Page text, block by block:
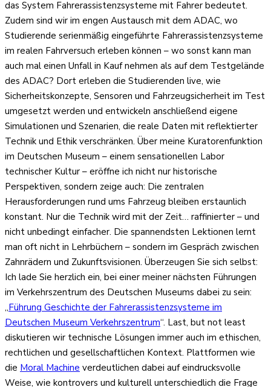
das System Fahrerassistenzsysteme mit Fahrer bedeutet.
Zudem sind wir im engen Austausch mit dem ADAC, wo
Studierende serienmäßig eingeführte Fahrerassistenzsysteme
im realen Fahrversuch erleben können – wo sonst kann man
auch mal einen Unfall in Kauf nehmen als auf dem Testgelände
des ADAC? Dort erleben die Studierenden live, wie
Sicherheitskonzepte, Sensoren und Fahrzeugsicherheit im Test
umgesetzt werden und entwickeln anschließend eigene
Simulationen und Szenarien, die reale Daten mit reflektierter
Technik und Ethik verschränken. Über meine Kuratorenfunktion
im Deutschen Museum – einem sensationellen Labor
technischer Kultur – eröffne ich nicht nur historische
Perspektiven, sondern zeige auch: Die zentralen
Herausforderungen rund ums Fahrzeug bleiben erstaunlich
konstant. Nur die Technik wird mit der Zeit… raffinierter – und
nicht unbedingt einfacher. Die spannendsten Lektionen lernt
man oft nicht in Lehrbüchern – sondern im Gespräch zwischen
Zahnrädern und Zukunftsvisionen. Überzeugen Sie sich selbst:
Ich lade Sie herzlich ein, bei einer meiner nächsten Führungen
im Verkehrszentrum des Deutschen Museums dabei zu sein:
„Führung Geschichte der Fahrerassistenzsysteme im
Deutschen Museum Verkehrszentrum“. Last, but not least
diskutieren wir technische Lösungen immer auch im ethischen,
rechtlichen und gesellschaftlichen Kontext. Plattformen wie
die Moral Machine verdeutlichen dabei auf eindrucksvolle
Weise, wie kontrovers und kulturell unterschiedlich die Frage